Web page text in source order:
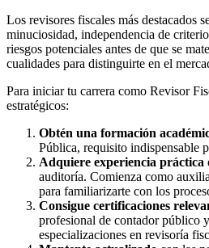
Los revisores fiscales más destacados
minuciosidad, independencia de
riesgos potenciales antes de que se
cualidades para distinguirte en el
Para iniciar tu carrera como Revisor
estratégicos:
Obtén una formación
Pública, requisito indispensable
Adquiere experiencia práctica
auditoría. Comienza como
para familiarizarte con los
Consigue certificaciones
profesional de contador público
especializaciones en revisoría